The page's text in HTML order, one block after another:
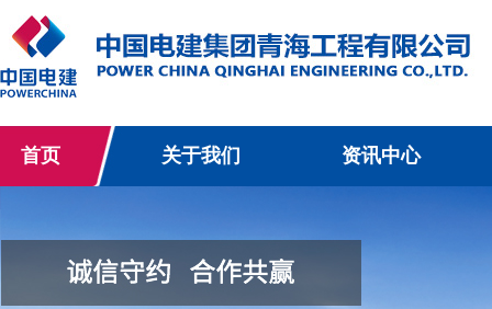
首页 关于我们 资讯中心